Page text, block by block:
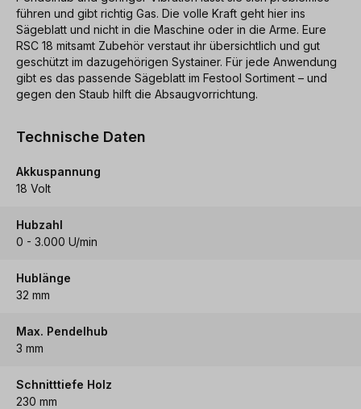
führen und gibt richtig Gas. Die volle Kraft geht hier ins
Sägeblatt und nicht in die Maschine oder in die Arme. Eure
RSC 18 mitsamt Zubehör verstaut ihr übersichtlich und gut
geschützt im dazugehörigen Systainer. Für jede Anwendung
gibt es das passende Sägeblatt im Festool Sortiment – und
gegen den Staub hilft die Absaugvorrichtung.
Technische Daten
Akkuspannung
18 Volt
Hubzahl
0 - 3.000 U/min
Hublänge
32 mm
Max. Pendelhub
3 mm
Schnitttiefe Holz
230 mm